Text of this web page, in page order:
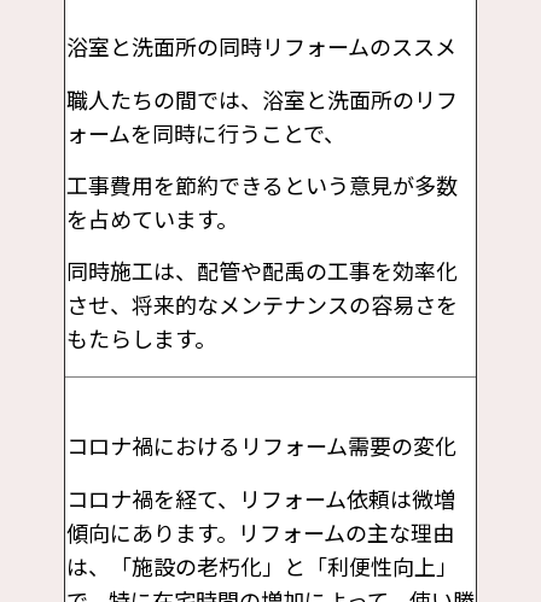
浴室と洗面所の同時リフォームのススメ
職人たちの間では、浴室と洗面所のリフ
ォームを同時に行うことで、
工事費用を節約できるという意見が多数
を占めています。
同時施工は、配管や配禹の工事を効率化
させ、将来的なメンテナンスの容易さを
もたらします。
コロナ禍におけるリフォーム需要の変化
コロナ禍を経て、リフォーム依頼は微増
傾向にあります。リフォームの主な理由
は、「施設の老朽化」と「利便性向上」